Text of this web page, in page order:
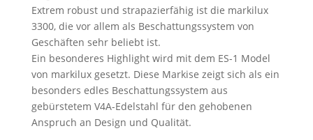
Extrem robust und strapazierfähig ist die markilux
3300, die vor allem als Beschattungssystem von
Geschäften sehr beliebt ist.
Ein besonderes Highlight wird mit dem ES-1 Model
von markilux gesetzt. Diese Markise zeigt sich als ein
besonders edles Beschattungssystem aus
gebürstetem V4A-Edelstahl für den gehobenen
Anspruch an Design und Qualität.